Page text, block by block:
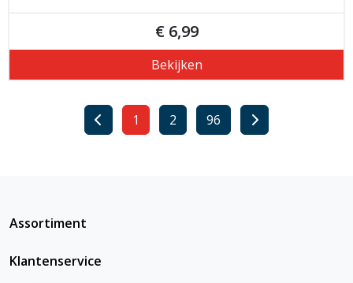
€ 6,99
Bekijken
1 2 96
Assortiment
Klantenservice